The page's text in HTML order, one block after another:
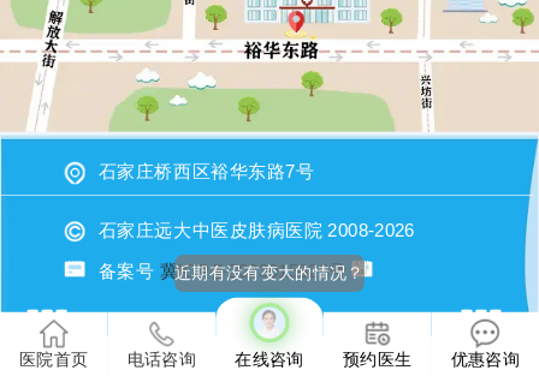
石家庄桥西区裕华东路7号
石家庄远大中医皮肤病医院 2008-2026
备案号 冀ICP备2023015620号
医院首页 电话咨询 在线咨询
近期有没有变大的情况？
预约医生 优惠咨询